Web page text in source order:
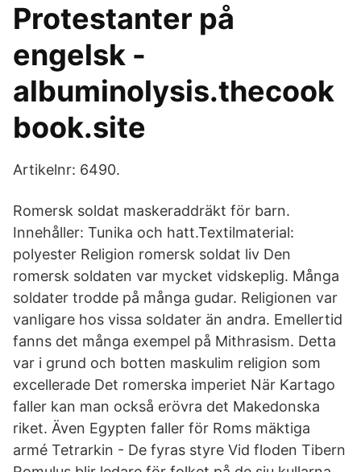
Protestanter på
engelsk -
albuminolysis.thecook
book.site
Artikelnr: 6490.
Romersk soldat maskeraddräkt för barn.
Innehåller: Tunika och hatt.Textilmaterial:
polyester Religion romersk soldat liv Den
romersk soldaten var mycket vidskeplig. Många
soldater trodde på många gudar. Religionen var
vanligare hos vissa soldater än andra. Emellertid
fanns det många exempel på Mithrasism. Detta
var i grund och botten maskulim religion som
excellerade Det romerska imperiet När Kartago
faller kan man också erövra det Makedonska
riket. Även Egypten faller för Roms mäktiga
armé Tetrarkin - De fyras styre Vid floden Tibern